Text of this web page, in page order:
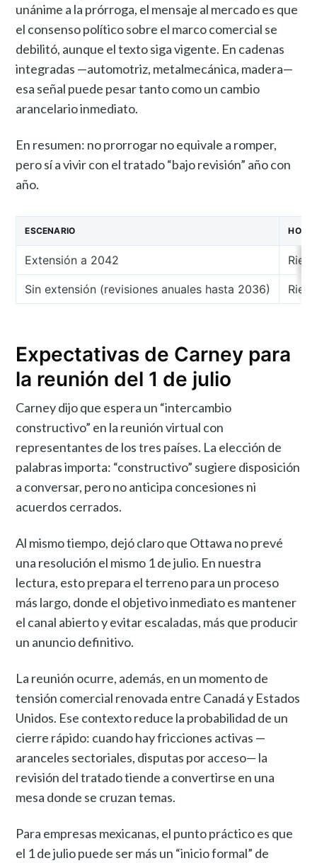
unánime a la prórroga, el mensaje al mercado es que
el consenso político sobre el marco comercial se
debilitó, aunque el texto siga vigente. En cadenas
integradas —automotriz, metalmecánica, madera—
esa señal puede pesar tanto como un cambio
arancelario inmediato.
En resumen: no prorrogar no equivale a romper,
pero sí a vivir con el tratado “bajo revisión” año con
año.
ESCENARIO
Extensión a 2042
Sin extensión (revisiones anuales hasta 2036)
Expectativas de Carney para
la reunión del 1 de julio
Carney dijo que espera un “intercambio
constructivo” en la reunión virtual con
representantes de los tres países. La elección de
palabras importa: “constructivo” sugiere disposición
a conversar, pero no anticipa concesiones ni
acuerdos cerrados.
Al mismo tiempo, dejó claro que Ottawa no prevé
una resolución el mismo 1 de julio. En nuestra
lectura, esto prepara el terreno para un proceso
más largo, donde el objetivo inmediato es mantener
el canal abierto y evitar escaladas, más que producir
un anuncio definitivo.
La reunión ocurre, además, en un momento de
tensión comercial renovada entre Canadá y Estados
Unidos. Ese contexto reduce la probabilidad de un
cierre rápido: cuando hay fricciones activas —
aranceles sectoriales, disputas por acceso— la
revisión del tratado tiende a convertirse en una
mesa donde se cruzan temas.
Para empresas mexicanas, el punto práctico es que
el 1 de julio puede ser más un “inicio formal” de